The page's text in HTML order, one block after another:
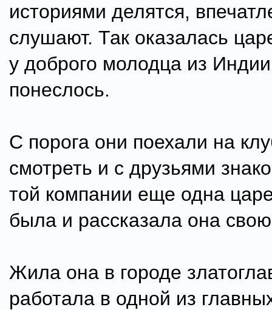
историями делятся,
слушают. Так оказалась
у доброго молодца из
понеслось.
С порога они поехали на
смотреть и с друзьями
той компании еще одна
была и рассказала она
Жила она в городе
работала в одной из